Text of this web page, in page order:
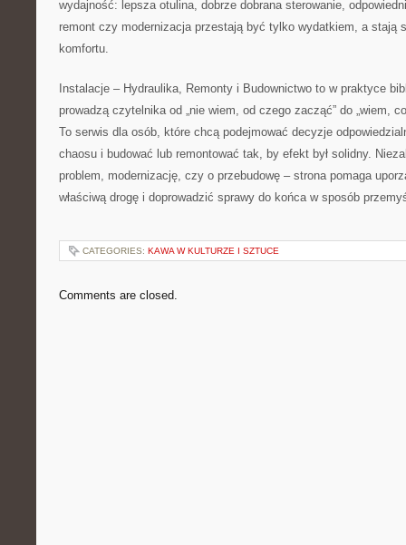
wydajność: lepsza otulina, dobrze dobrana sterowanie,
remont czy modernizacja przestają być tylko wydatkiem, a stają
komfortu.
Instalacje – Hydraulika, Remonty i Budownictwo to w praktyce
prowadzą czytelnika od „nie wiem, od czego zacząć” do „wiem,
To serwis dla osób, które chcą podejmować decyzje
chaosu i budować lub remontować tak, by efekt był solidny.
problem, modernizację, czy o przebudowę – strona pomaga
właściwą drogę i doprowadzić sprawy do końca w sposób
CATEGORIES: KAWA W KULTURZE I SZTUCE
Comments are closed.